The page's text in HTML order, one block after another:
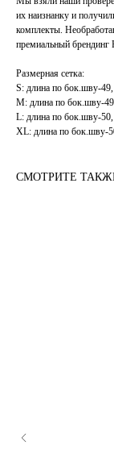
их наизнанку и
комплекты.
премиальный брендинг
Размерная сетка:
S: длина по бок.шву-49,
M: длина по бок.шву-
L: длина по бок.шву-50,
XL: длина по бок.шву-
СМОТРИТЕ